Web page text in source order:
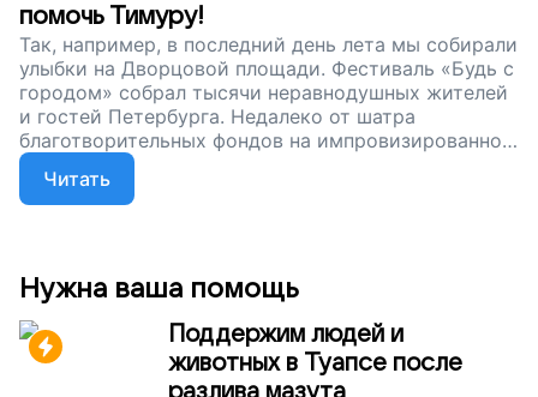
помочь Тимуру!
Так, например, в последний день лета мы собирали
улыбки на Дворцовой площади. Фестиваль «Будь с
городом» собрал тысячи неравнодушных жителей
и гостей Петербурга. Недалеко от шатра
благотворительных фондов на импровизированной
футбольной площадке нам помогал футболист
Роман Левендеев. Мы улыбки собирали, а Рома —
дарил! А еще он неустанно показывал всем, как
влюбленном в футбол. Любой человек мог
подписать и отправить открытку одному из наших
подопечных. И как же много их было отправлено
Тимуру!
Читать
Нужна ваша помощь
Поддержим людей и
животных в Туапсе после